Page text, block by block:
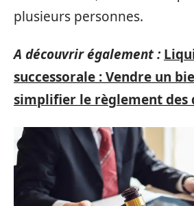
plusieurs personnes.
A découvrir également :
successorale : Vendre un
simplifier le règlement des